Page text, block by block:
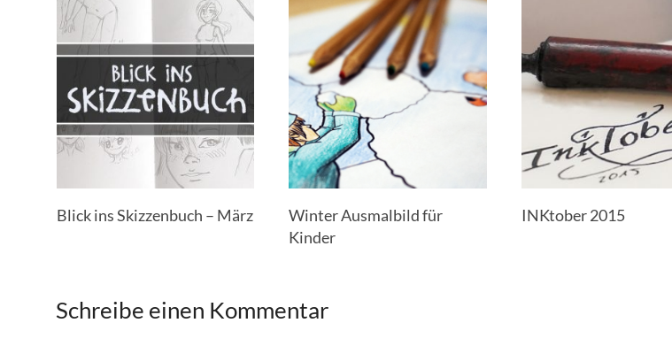
Blick ins Skizzenbuch – März
Winter Ausmalbild für
Kinder
INKtober 2015
Schreibe einen Kommentar